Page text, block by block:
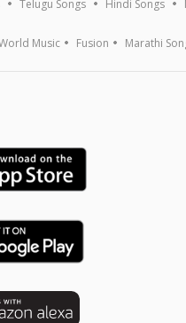
Telugu Songs Hindi Songs
Music Fusion Marathi